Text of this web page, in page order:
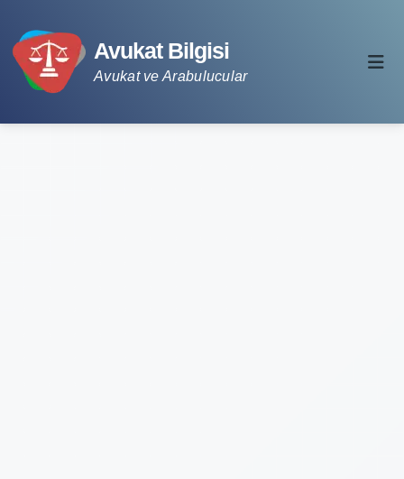
Avukat Bilgisi
Avukat ve Arabulucular